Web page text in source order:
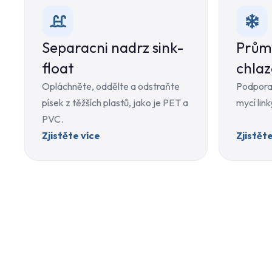
Separacni nadrz sink-
float
Opláchněte, oddělte a odstraňte
písek z těžších plastů, jako je PET a
PVC.
Zjistěte více
mycí